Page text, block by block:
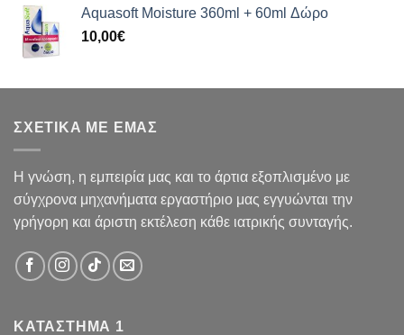
Aquasoft Moisture 360ml + 60ml Δώρο
10,00€
ΣΧΕΤΙΚΑ ΜΕ ΕΜΑΣ
Η γνώση, η εμπειρία μας και το άρτια εξοπλισμένο με
σύγχρονα μηχανήματα εργαστήριο μας εγγυώνται την
γρήγορη και άριστη εκτέλεση κάθε ιατρικής συνταγής.
ΚΑΤΑΣΤΗΜΑ 1